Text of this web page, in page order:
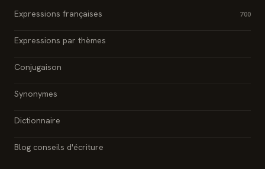
Expressions françaises 700
Expressions par thèmes
Conjugaison
Synonymes
Dictionnaire
Blog conseils d'écriture